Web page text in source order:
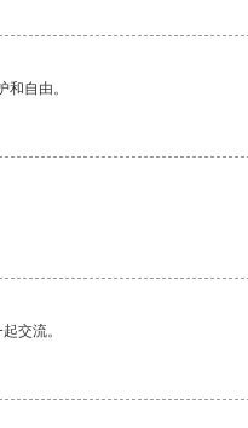
自由。
交流。